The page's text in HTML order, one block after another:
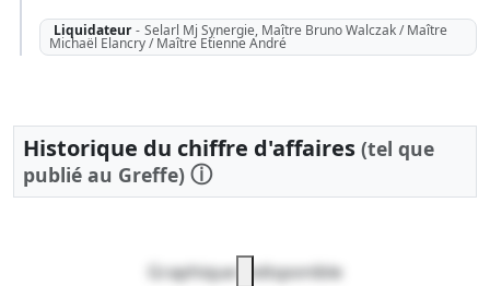
Liquidateur - Selarl Mj Synergie, Maître Bruno Walczak / Maître
Michaël Elancry / Maître Etienne André
Historique du chiffre d'affaires (tel que
publié au Greffe) ⓘ
Graphique indisponible